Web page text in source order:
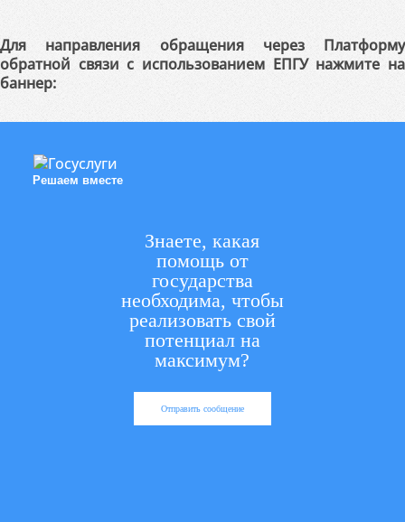
Для направления обращения через Платформу
обратной связи с использованием ЕПГУ нажмите на
баннер:
Решаем вместе
Знаете, какая
помощь от
государства
необходима, чтобы
реализовать свой
потенциал на
максимум?
Отправить сообщение